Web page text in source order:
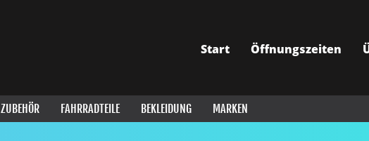
Start Öffnungszeiten
ZUBEHÖR FAHRRADTEILE BEKLEIDUNG
MARKEN